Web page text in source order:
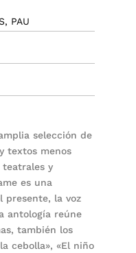
PAU
selección de
textos menos
teatrales y
es una
presente, la voz
antología reúne
también los
cebolla», «El niño